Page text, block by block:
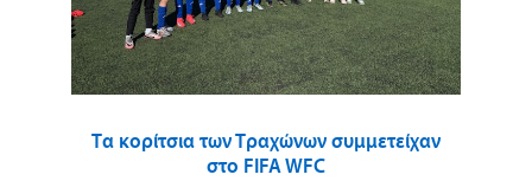
Τα κορίτσια των Τραχώνων συμμετείχαν
στο FIFA WFC